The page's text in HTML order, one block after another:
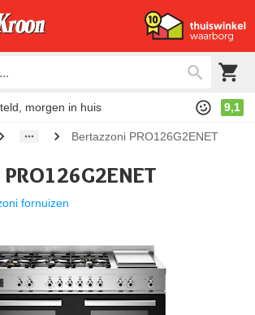
morgen in huis 9,1
Bertazzoni PRO126G2ENET
fornuizen